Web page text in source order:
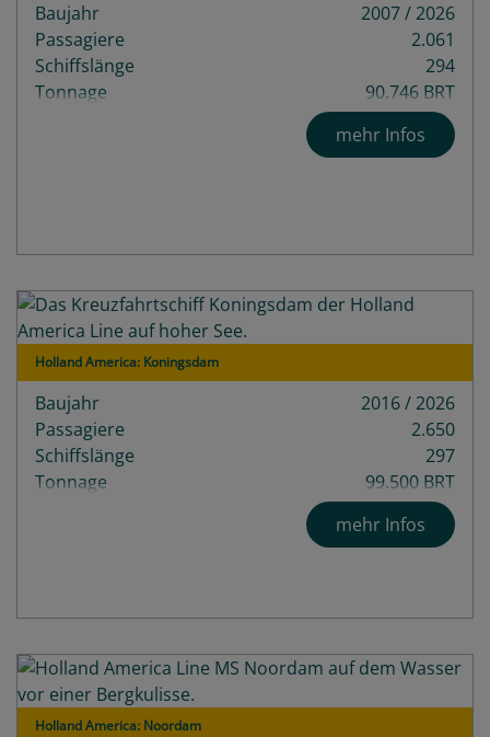
Baujahr
2007 / 2026
Passagiere
2.061
Schiffslänge
294
Tonnage
90.746 BRT
12
mehr Infos
Holland America: Koningsdam
Baujahr
2016 / 2026
Passagiere
2.650
Schiffslänge
297
Tonnage
99.500 BRT
13
mehr Infos
Holland America: Noordam